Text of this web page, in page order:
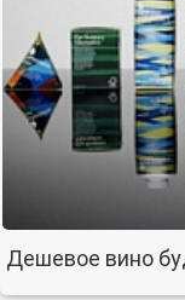
Дешевое вино